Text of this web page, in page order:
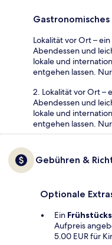
Lokalität vor Ort –
Abendessen und
lokale und
entgehen lassen.
2. Lokalität vor Ort –
Abendessen und
lokale und
entgehen lassen.
Gebühren &
Optionale
Ein
Aufpreis
5.00 EUR für